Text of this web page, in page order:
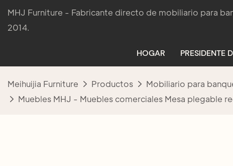
MHJ Furniture - Fabricante directo de mobiliario para
2014.
HOGAR PRESIDENTE
Meihuijia Furniture Productos Mobiliario para
Muebles MHJ - Muebles comerciales Mesa plegable